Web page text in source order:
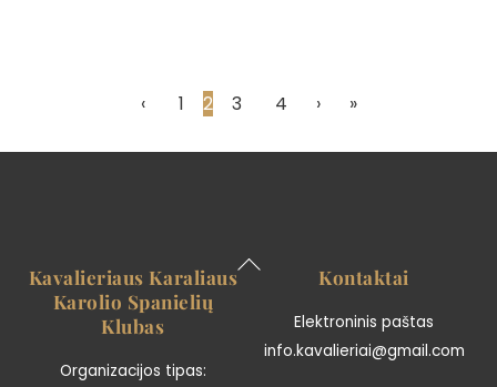
‹ 1 2 3 4 › »
Back
Kavalieriaus Karaliaus
Karolio Spanielių
Klubas
Organizacijos tipas:
Kontaktai
Elektroninis paštas
info.kavalieriai@gmail.com